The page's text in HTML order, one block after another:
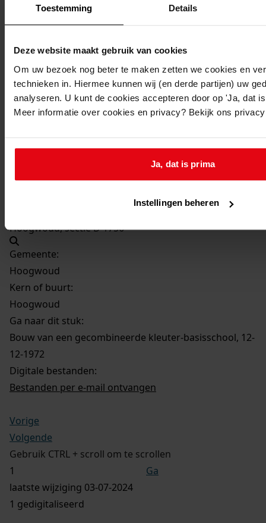
Toestemming Details
Deze website maakt gebruik van cookies
Om uw bezoek nog beter te maken zetten we cookies en
technieken in. Hiermee kunnen wij (en derde partijen) uw
analyseren. U kunt de cookies accepteren door op 'Ja, dat
Meer informatie over cookies en privacy? Bekijk ons
Ja, dat is prima
Instellingen beheren
Beschrijving:
Bouw van een gecombineerde kleuter-basisschool
Adres:
Hoogwoud, Burgemeester Heymansstraat 2
Nieuw adres:
Hoogwoud, Burgemeester Heijmansstraat 2
Hoogwoud, sectie D 1756
Gemeente:
Hoogwoud
Kern of buurt:
Hoogwoud
Ga naar dit stuk:
Bouw van een gecombineerde kleuter-basisschool, 12-
12-1972
Digitale bestanden:
Bestanden per e-mail ontvangen
Vorige
Volgende
Gebruik CTRL + scroll om te scrollen
Ga
laatste wijziging 03-07-2024
1 gedigitaliseerd